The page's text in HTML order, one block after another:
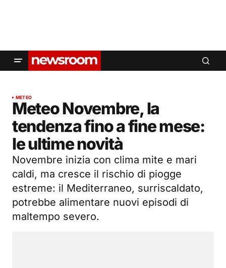
METEO
Meteo Novembre, la
tendenza fino a fine mese:
le ultime novità
Novembre inizia con clima mite e mari
caldi, ma cresce il rischio di piogge
estreme: il Mediterraneo, surriscaldato,
potrebbe alimentare nuovi episodi di
maltempo severo.